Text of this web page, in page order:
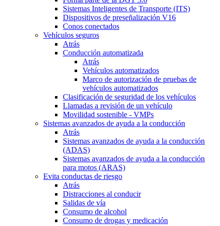
Sistemas Inteligentes de Transporte (ITS)
Dispositivos de preseñalización V16
Conos conectados
Vehículos seguros
Atrás
Conducción automatizada
Atrás
Vehículos automatizados
Marco de autorización de pruebas de
vehículos automatizados
Clasificación de seguridad de los vehículos
Llamadas a revisión de un vehículo
Movilidad sostenible - VMPs
Sistemas avanzados de ayuda a la conducción
Atrás
Sistemas avanzados de ayuda a la conducción
(ADAS)
Sistemas avanzados de ayuda a la conducción
para motos (ARAS)
Evita conductas de riesgo
Atrás
Distracciones al conducir
Salidas de vía
Consumo de alcohol
Consumo de drogas y medicación